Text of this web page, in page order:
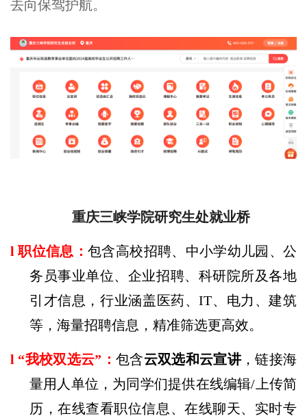
去向保驾护航。
重庆三峡学院研究生处就业桥
l职位信息：包含高校招聘、中小学幼儿园、公
务员事业单位、企业招聘、科研院所及各地
引才信息，行业涵盖医药、IT、电力、建筑
等，海量招聘信息，精准筛选更高效。
l “我校双选云” ：包含云双选和云宣讲，链接海
量用人单位，为同学们提供在线编辑/ 上传简
历，在线查看职位信息、在线聊天、实时专